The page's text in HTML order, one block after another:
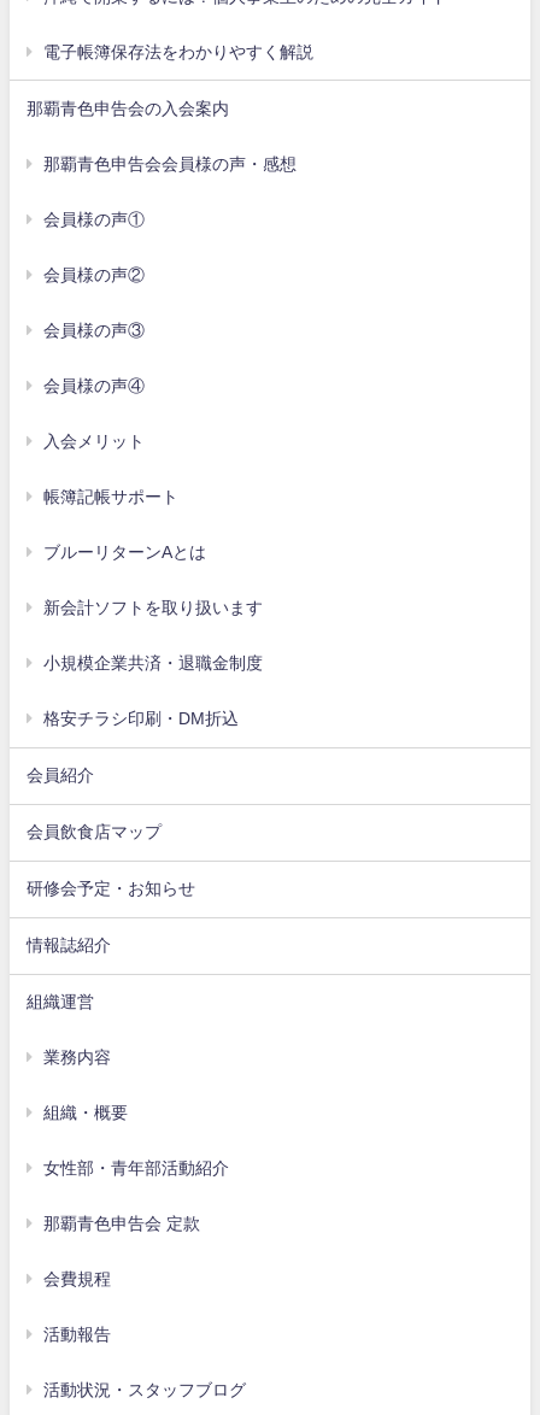
電子帳簿保存法をわかりやすく解説
那覇青色申告会の入会案内
那覇青色申告会会員様の声・感想
会員様の声①
会員様の声②
会員様の声③
会員様の声④
入会メリット
帳簿記帳サポート
ブルーリターンAとは
新会計ソフトを取り扱います
小規模企業共済・退職金制度
格安チラシ印刷・DM折込
会員紹介
会員飲食店マップ
研修会予定・お知らせ
情報誌紹介
組織運営
業務内容
組織・概要
女性部・青年部活動紹介
那覇青色申告会 定款
会費規程
活動報告
活動状況・スタッフブログ